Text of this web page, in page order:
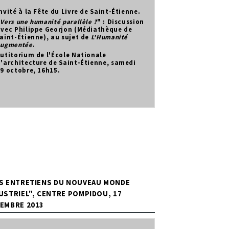
à la Fête du Livre de Saint-Étienne.
Vers une humanité parallèle ?" : Discussion
Philippe Georjon (Médiathèque de
Étienne), au sujet de L'Humanité
.
de l'École Nationale
de Saint-Étienne, samedi
octobre, 16h15.
ENTRETIENS DU NOUVEAU MONDE
CENTRE POMPIDOU, 17
2013